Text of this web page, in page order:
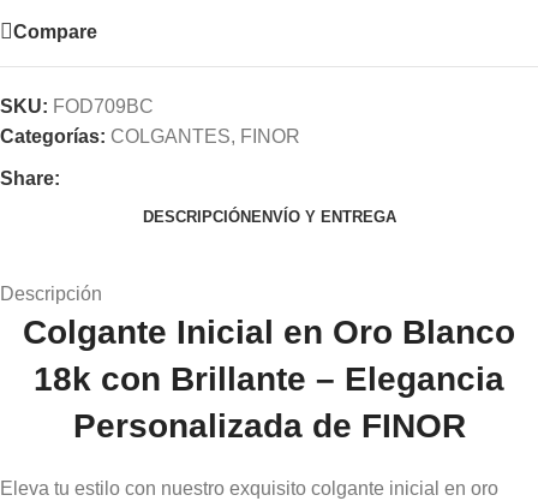
Compare
SKU: FOD709BC
Categorías: COLGANTES, FINOR
Share:
DESCRIPCIÓN ENVÍO Y ENTREGA
Descripción
Colgante Inicial en Oro Blanco
18k con Brillante – Elegancia
Personalizada de FINOR
Eleva tu estilo con nuestro exquisito colgante inicial en oro